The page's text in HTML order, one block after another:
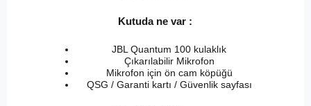
Kutuda ne var :
JBL Quantum 100 kulaklık
Çıkarılabilir Mikrofon
Mikrofon için ön cam köpüğü
QSG / Garanti kartı / Güvenlik sayfası